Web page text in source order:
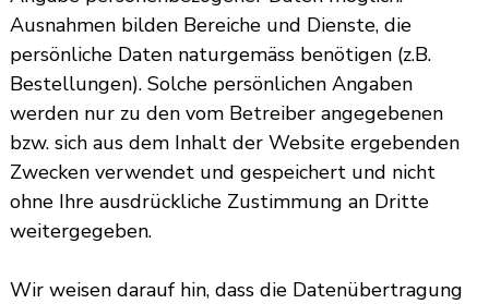
Ausnahmen bilden Bereiche und Dienste, die
persönliche Daten naturgemäss benötigen (z.B.
Bestellungen). Solche persönlichen Angaben
werden nur zu den vom Betreiber angegebenen
bzw. sich aus dem Inhalt der Website ergebenden
Zwecken verwendet und gespeichert und nicht
ohne Ihre ausdrückliche Zustimmung an Dritte
weitergegeben.
Wir weisen darauf hin, dass die Datenübertragung